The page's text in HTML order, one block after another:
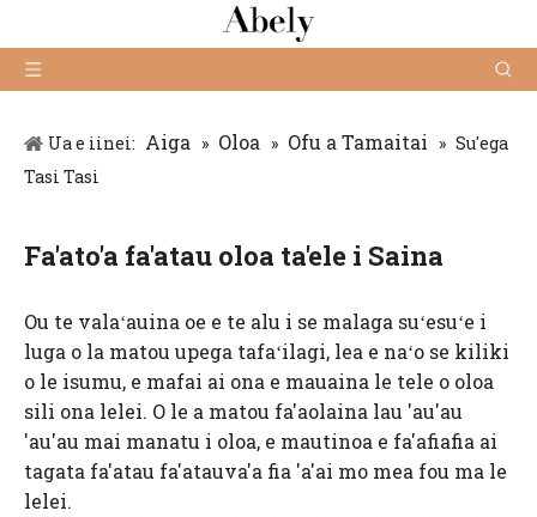
Ua e iinei: Aiga » Oloa » Ofu a Tamaitai » Su'ega
Tasi Tasi
Fa'ato'a fa'atau oloa ta'ele i Saina
Ou te valaʻauina oe e te alu i se malaga suʻesuʻe i
luga o la matou upega tafaʻilagi, lea e naʻo se kiliki
o le isumu, e mafai ai ona e mauaina le tele o oloa
sili ona lelei. O le a matou fa'aolaina lau 'au'au
'au'au mai manatu i oloa, e mautinoa e fa'afiafia ai
tagata fa'atau fa'atauva'a fia 'a'ai mo mea fou ma le
lelei.